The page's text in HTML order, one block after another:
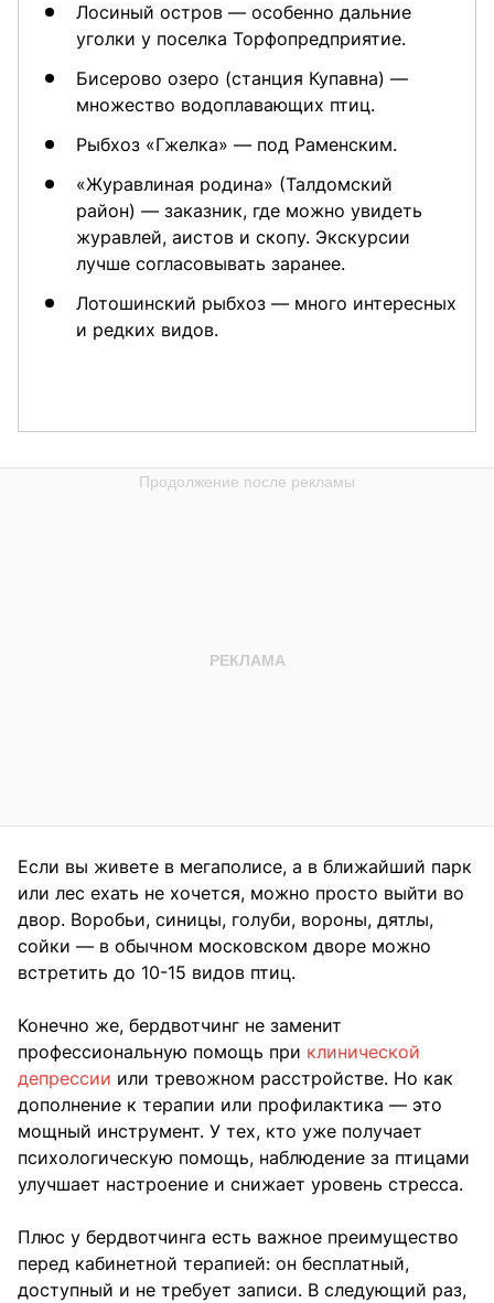
Лосиный остров — особенно дальние
уголки у поселка Торфопредприятие.
Бисерово озеро (станция Купавна) —
множество водоплавающих птиц.
Рыбхоз «Гжелка» — под Раменским.
«Журавлиная родина» (Талдомский
район) — заказник, где можно увидеть
журавлей, аистов и скопу. Экскурсии
лучше согласовывать заранее.
Лотошинский рыбхоз — много интересных
и редких видов.
Если вы живете в мегаполисе, а в ближайший парк
или лес ехать не хочется, можно просто выйти во
двор. Воробьи, синицы, голуби, вороны, дятлы,
сойки — в обычном московском дворе можно
встретить до 10-15 видов птиц.
Конечно же, бердвотчинг не заменит
профессиональную помощь при клинической
депрессии или тревожном расстройстве. Но как
дополнение к терапии или профилактика — это
мощный инструмент. У тех, кто уже получает
психологическую помощь, наблюдение за птицами
улучшает настроение и снижает уровень стресса.
Плюс у бердвотчинга есть важное преимущество
перед кабинетной терапией: он бесплатный,
доступный и не требует записи. В следующий раз,